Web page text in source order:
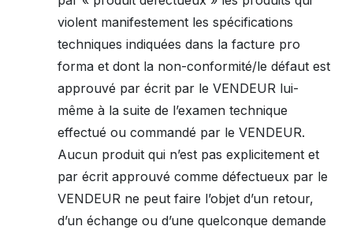
violent manifestement les spécifications
techniques indiquées dans la facture pro
forma et dont la non-conformité/le défaut est
approuvé par écrit par le VENDEUR lui-
même à la suite de l’examen technique
effectué ou commandé par le VENDEUR.
Aucun produit qui n’est pas explicitement et
par écrit approuvé comme défectueux par le
VENDEUR ne peut faire l’objet d’un retour,
d’un échange ou d’une quelconque demande